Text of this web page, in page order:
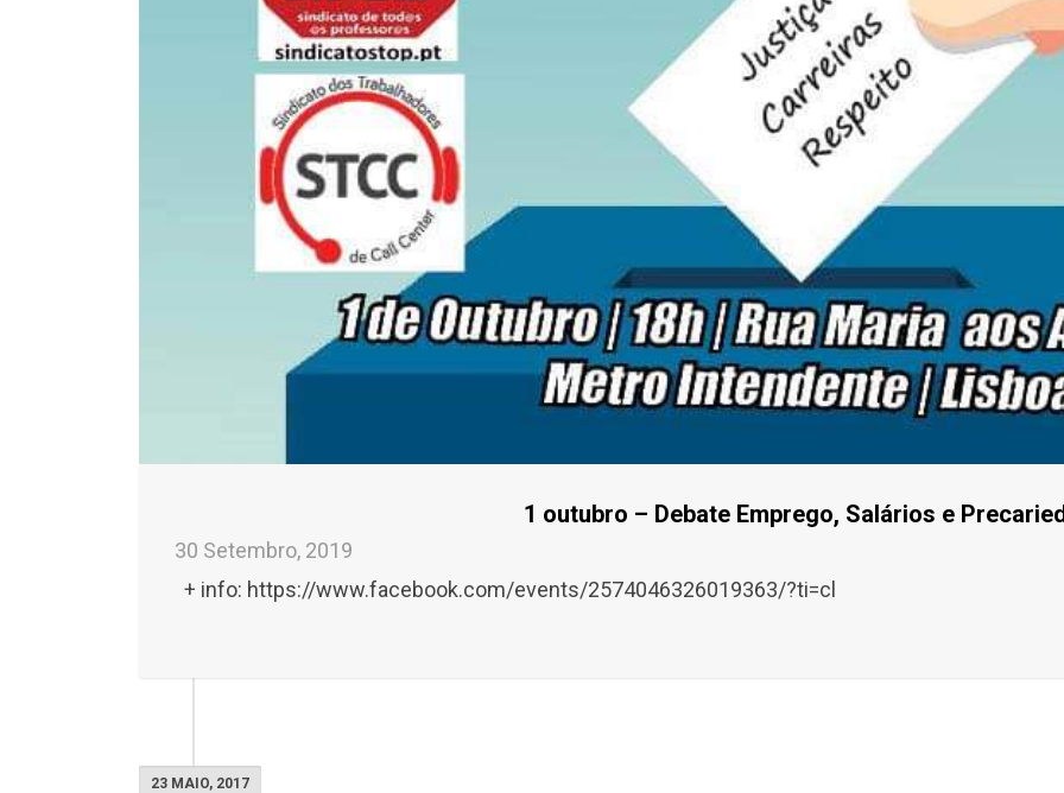
1 outubro – Debate Emprego, Salários e
30 Setembro, 2019
+ info: https://www.facebook.com/events/2574046326019363/?ti=cl
23 MAIO, 2017